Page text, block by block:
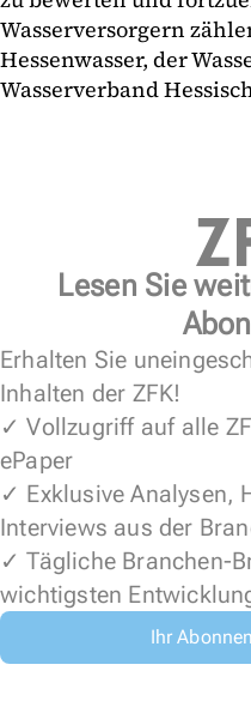
Wasserversorgern
Hessenwasser, der
Wasserverband
Lesen Sie
Erhalten Sie
Inhalten der ZFK!
✓ Vollzugriff auf alle
ePaper
✓ Exklusive Analysen,
Interviews aus der
✓ Tägliche Branchen-
wichtigsten
Ihr